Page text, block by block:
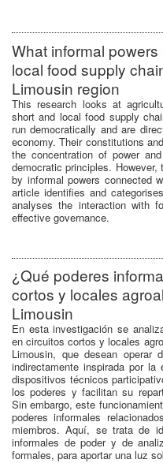
What informal
local food supply
Limousin region
This research looks at
short and local food supply
run democratically and are
economy. Their constitutions
the concentration of power
democratic principles.
by informal powers connected
article identifies and
analyses the interaction with
effective governance.
¿Qué poderes
cortos y locales
Limousin
En esta investigación se
en circuitos cortos y locales
Limousin, que desean operar
indirectamente inspirada por
dispositivos técnicos
los poderes y facilitan su
Sin embargo, este
poderes informales
miembros. Aquí, se trata de
informales de poder y de
formales, para aportar una luz